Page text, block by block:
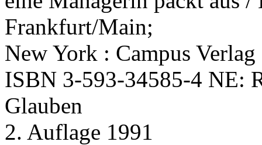
Frankfurt/Main;
New York : Campus Verlag
ISBN 3-593-34585-4 NE:
Glauben
2. Auflage 1991